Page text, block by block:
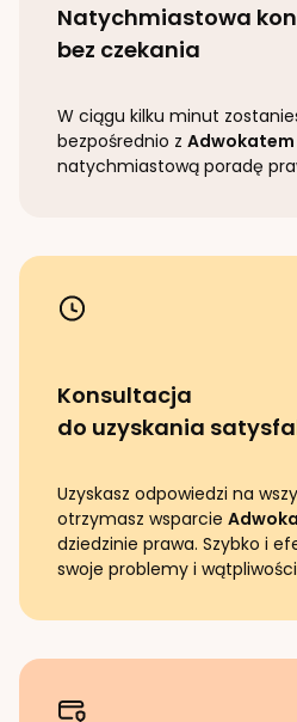
Natychmiastowa
bez czekania
W ciągu kilku minut
bezpośrednio z Adwokatem
natychmiastową poradę
Konsultacja
do uzyskania
Uzyskasz odpowiedzi na
otrzymasz wsparcie
dziedzinie prawa. Szybko i
swoje problemy i